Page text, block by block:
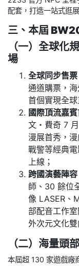
配套，打造一站式逛
三、本屆
（一）全球化
場
全球同步售票
通道購票，
首個實現全
國際頂流嘉
文・費奇 7
漫展首秀，
戰警等經典
上線；
跨國演藝陣容
師、30 餘位
像 LASER、
部配音工作
外次元文化雙
（二）海量頭
本屆超 130 家遊戲廠